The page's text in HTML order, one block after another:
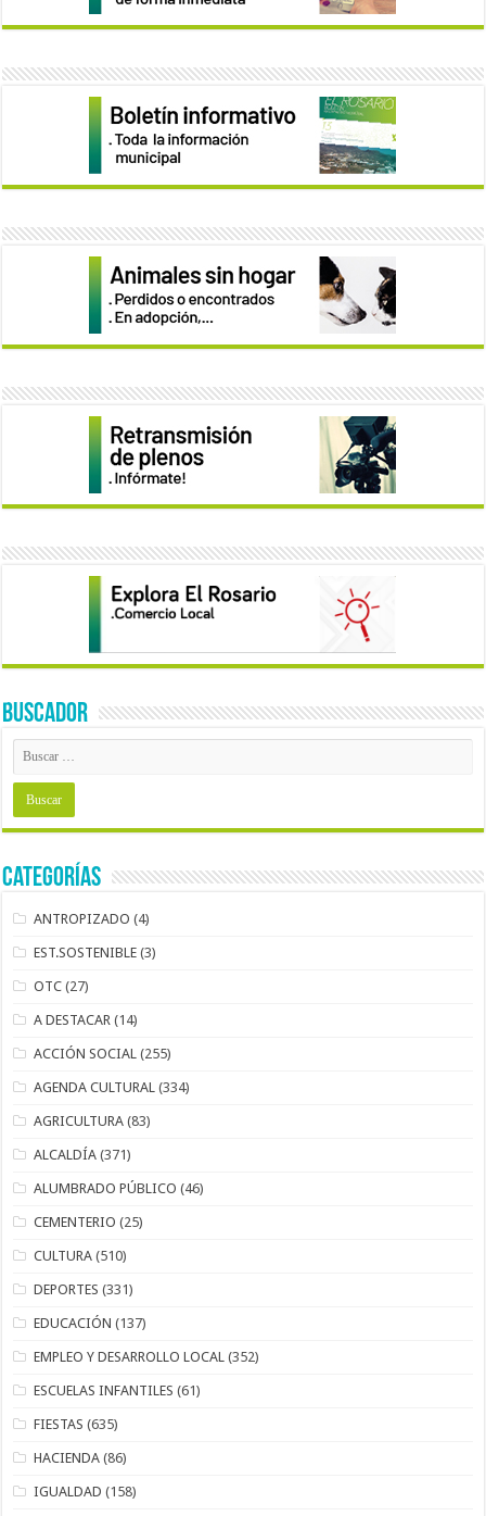
BUSCADOR
Categorías
ANTROPIZADO (4)
EST.SOSTENIBLE (3)
OTC (27)
A DESTACAR (14)
ACCIÓN SOCIAL (255)
AGENDA CULTURAL (334)
AGRICULTURA (83)
ALCALDÍA (371)
ALUMBRADO PÚBLICO (46)
CEMENTERIO (25)
CULTURA (510)
DEPORTES (331)
EDUCACIÓN (137)
EMPLEO Y DESARROLLO LOCAL (352)
ESCUELAS INFANTILES (61)
FIESTAS (635)
HACIENDA (86)
IGUALDAD (158)